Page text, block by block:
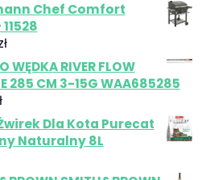
Chef Comfort
WĘDKA RIVER FLOW
285 CM 3-15G WAA685285
Dla Kota Purecat
Naturalny 8L